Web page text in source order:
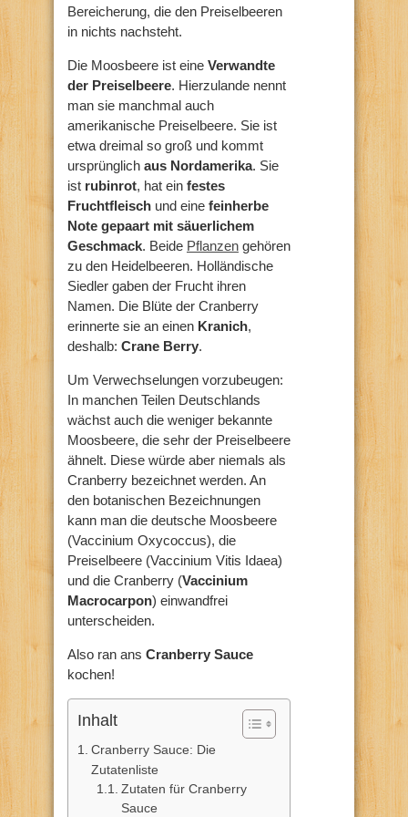
Bereicherung, die den Preiselbeeren
in nichts nachsteht.
Die Moosbeere ist eine Verwandte
der Preiselbeere. Hierzulande nennt
man sie manchmal auch
amerikanische Preiselbeere. Sie ist
etwa dreimal so groß und kommt
ursprünglich aus Nordamerika. Sie
ist rubinrot, hat ein festes
Fruchtfleisch und eine feinherbe
Note gepaart mit säuerlichem
Geschmack. Beide Pflanzen gehören
zu den Heidelbeeren. Holländische
Siedler gaben der Frucht ihren
Namen. Die Blüte der Cranberry
erinnerte sie an einen Kranich,
deshalb: Crane Berry.
Um Verwechselungen vorzubeugen:
In manchen Teilen Deutschlands
wächst auch die weniger bekannte
Moosbeere, die sehr der Preiselbeere
ähnelt. Diese würde aber niemals als
Cranberry bezeichnet werden. An
den botanischen Bezeichnungen
kann man die deutsche Moosbeere
(Vaccinium Oxycoccus), die
Preiselbeere (Vaccinium Vitis Idaea)
und die Cranberry (Vaccinium
Macrocarpon) einwandfrei
unterscheiden.
Also ran ans Cranberry Sauce
kochen!
Inhalt
Cranberry Sauce: Die
Zutatenliste
Zutaten für Cranberry
Sauce